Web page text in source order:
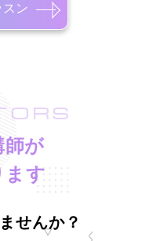
スン
師が
ます
せんか？